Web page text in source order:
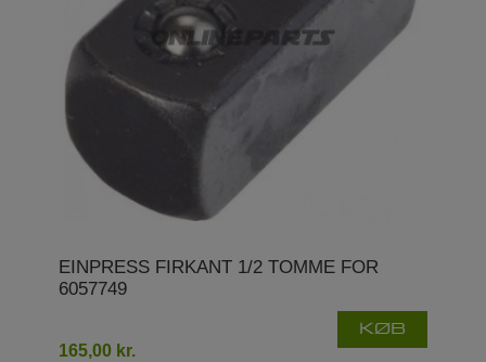
EINPRESS FIRKANT 1/2 TOMME FOR
6057749
165,00 kr.
KØB